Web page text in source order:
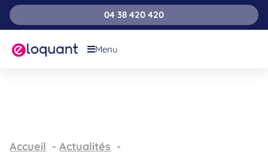
04 38 420 420
Menu
Accueil
Actualités